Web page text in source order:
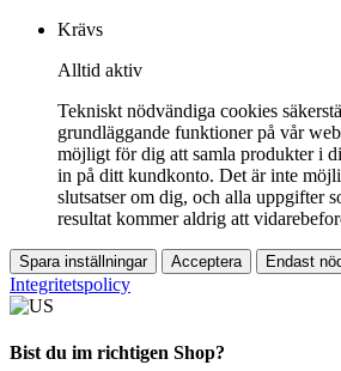
Krävs
Alltid aktiv
Tekniskt nödvändiga cookies
grundläggande funktioner på vår
möjligt för dig att samla produkter i
in på ditt kundkonto. Det är inte
slutsatser om dig, och alla uppgifter
resultat kommer aldrig att
Spara inställningar Acceptera Endast
Integritetspolicy
Bist du im richtigen Shop?